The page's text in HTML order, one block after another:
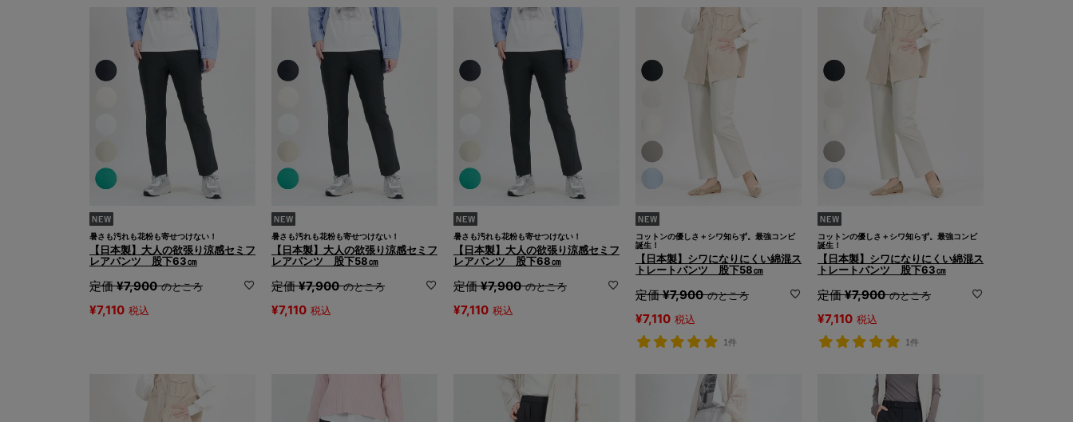
暑さも汚れも花粉も寄せつけない！
【日本製】大人の欲張り涼感セミフ
レアパンツ 股下63㎝
定価 ¥7,900 のところ
¥7,110 税込
暑さも汚れも花粉も寄せつけない！
【日本製】大人の欲張り涼感セミフ
レアパンツ 股下58㎝
定価 ¥7,900 のところ
¥7,110 税込
暑さも汚れも花粉も寄せつけない！
【日本製】大人の欲張り涼感セミフ
レアパンツ 股下68㎝
定価 ¥7,900 のところ
¥7,110 税込
コットンの優しさ＋シワ知らず。最強コンビ
誕生！
【日本製】シワになりにくい綿混ス
トレートパンツ 股下58㎝
定価 ¥7,900 のところ
¥7,110 税込
1件
コットンの優しさ＋シワ知らず。最強コンビ
誕生！
【日本製】シワになりにくい綿混ス
トレートパンツ 股下63㎝
定価 ¥7,900 のところ
¥7,110 税込
1件